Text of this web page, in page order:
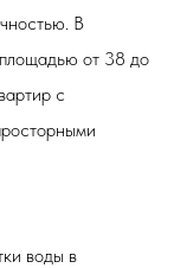
В
от 38 до
с
воды в